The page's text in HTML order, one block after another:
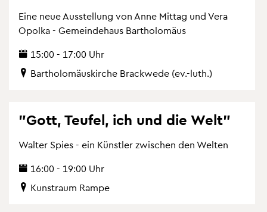
Eine neue Aus­stel­lung von Anne Mit­tag und Vera
Opol­ka - Ge­mein­de­haus Bar­tho­lo­mä­us
15:00 - 17:00 Uhr
Bar­tho­lo­mä­us­kir­che Brack­we­de (ev.-luth.)
"Gott, Teu­fel, ich und die Welt"
Wal­ter Spies - ein Künst­ler zwi­schen den Wel­ten
16:00 - 19:00 Uhr
Kunst­raum Rampe